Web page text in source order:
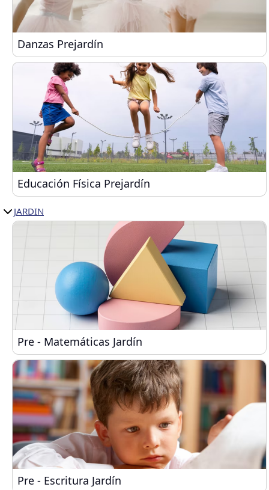
Danzas Prejardín
Danzas Prejardín
Educación Física Prejardín
Educación Física Prejardín
JARDIN
Pre - Matemáticas Jardín
Pre - Matemáticas Jardín
Pre - Escritura Jardín
Pre - Escritura Jardín